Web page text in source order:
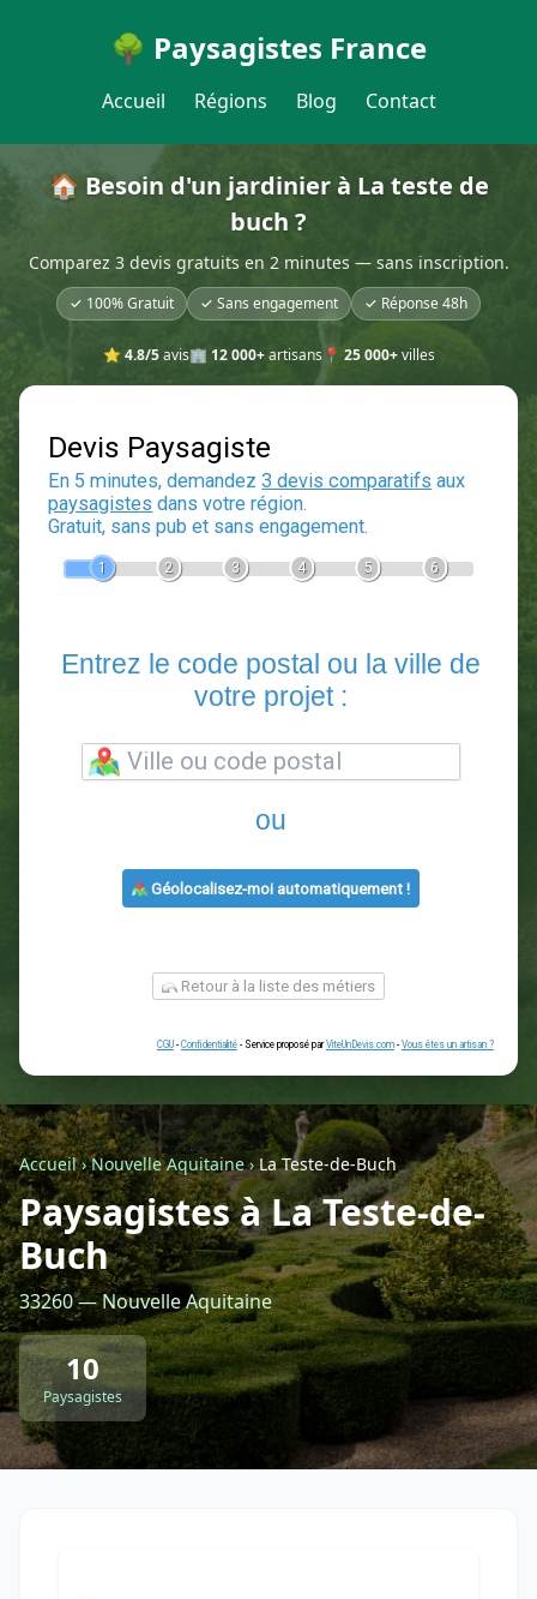
🌳 Paysagistes France
Accueil Régions Blog Contact
🏠 Besoin d'un jardinier à La teste de
buch ?
Comparez 3 devis gratuits en 2 minutes — sans inscription.
✓ 100% Gratuit ✓ Sans engagement ✓ Réponse 48h
⭐ 4.8/5avis🏢 12 000+artisans📍 25 000+villes
Devis Paysagiste
En 5 minutes, demandez3 devis comparatifs
2 3
Entrez le code postal ou la
ou
Retour à la liste des métiers
CGU-Confidentialité- Service proposé parViteUnDevis.com - Vous
Accueil›Nouvelle Aquitaine› La Teste-de-Buch
Paysagistes à La Teste-de-
Buch
33260 — Nouvelle Aquitaine
10
Paysagistes